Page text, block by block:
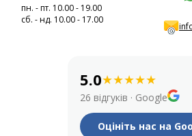
пн. - пт. 10.00 - 19.00
сб. - нд. 10.00 - 17.00
5.0★★★★★
26 відгуків · Google
Оцініть нас на